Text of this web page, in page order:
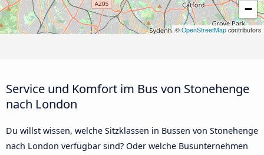
−
©OpenStreetMap contributors
Service und Komfort im Bus von Stonehenge
nach London
Du willst wissen, welche Sitzklassen in Bussen von Stonehenge
nach London verfügbar sind? Oder welche Busunternehmen